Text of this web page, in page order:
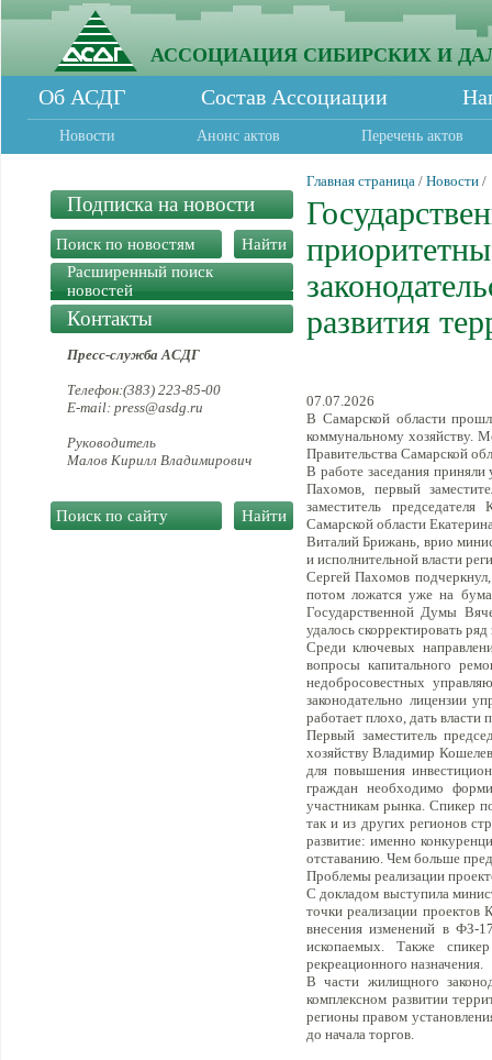
АССОЦИАЦИЯ СИБИРСКИХ И
Об АСДГ Состав Ассоциации
Новости Анонс актов Перечень актов
Подписка на новости
Расширенный поиск
новостей
Контакты
Пресс-служба АСДГ
Телефон:(383) 223-85-00
E-mail: press@asdg.ru
Руководитель
Малов Кирилл Владимирович
Главная страница / Новости /
развития
07.07.2026
В Самарской области
коммунальному хозяйству.
Правительства Самарской
В работе заседания
Пахомов, первый
заместитель
Самарской области
Виталий Брижань, врио
и исполнительной власти
Сергей Пахомов
потом ложатся уже на
Государственной Думы
удалось скорректировать
Среди ключевых
вопросы капитального
недобросовестных
законодательно лицензии
работает плохо, дать власти
Первый заместитель
хозяйству Владимир
для повышения
граждан необходимо
участникам рынка. Спикер
так и из других регионов
развитие: именно
отставанию. Чем больше
Проблемы реализации
С докладом выступила
точки реализации проектов
внесения изменений в ФЗ-
ископаемых. Также
рекреационного назначения.
В части жилищного
комплексном развитии
регионы правом
до начала торгов.